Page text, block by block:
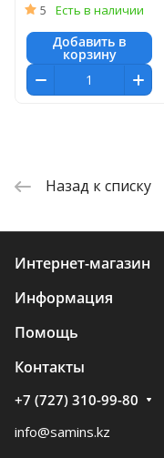
5 Есть в наличии
Добавить в
корзину
Назад к списку
Интернет-магазин
Информация
Помощь
Контакты
+7 (727) 310-99-80
info@samins.kz